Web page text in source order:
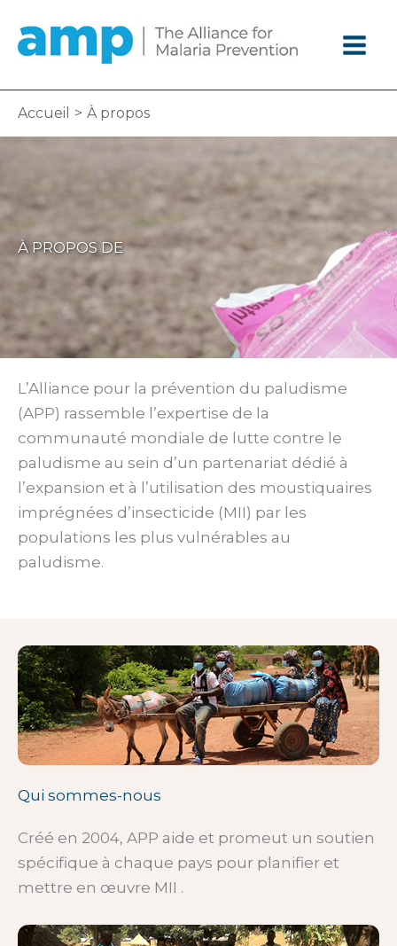
contenu
Accueil À propos
À PROPOS DE
L’Alliance pour la prévention du paludisme
(APP) rassemble l’expertise de la
communauté mondiale de lutte contre le
paludisme au sein d’un partenariat dédié à
l’expansion et à l’utilisation des moustiquaires
imprégnées d’insecticide (MII) par les
populations les plus vulnérables au
paludisme.
Qui sommes-nous
Créé en 2004, APP aide et promeut un soutien
spécifique à chaque pays pour planifier et
mettre en œuvre MII .